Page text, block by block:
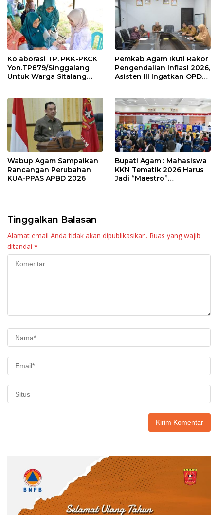
k p
Kolaborasi TP. PKK-PKCK
Yon.TP879/Singgalang
Untuk Warga Sitalang
Pemkab Agam Ikuti Rakor
Pengendalian Inflasi 2026,
Asisten III Ingatkan OPD
Wabup Agam Sampaikan
Rancangan Perubahan
KUA-PPAS APBD 2026
Bupati Agam : Mahasiswa
KKN Tematik 2026 Harus
Jadi “Maestro”
Tinggalkan Balasan
Alamat email Anda tidak akan dipublikasikan. Ruas yang wajib
ditandai *